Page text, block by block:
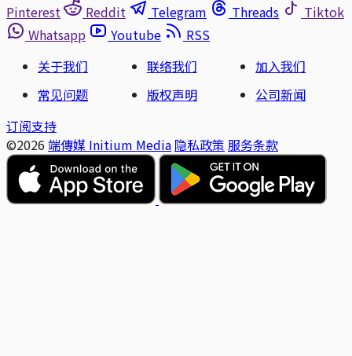
Pinterest
Reddit Telegram Threads
Tiktok
Whatsapp
Youtube
RSS
关于我们
联络我们
加入我们
常见问题
版权声明
公司新闻
订阅支持
©2026 端傳媒 Initium Media 隐私政策 服务条款